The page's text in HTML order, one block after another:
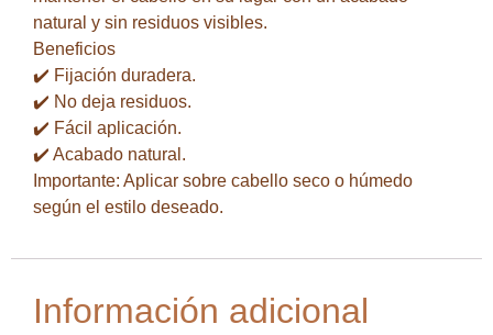
natural y sin residuos visibles.
Beneficios
✔️ Fijación duradera.
✔️ No deja residuos.
✔️ Fácil aplicación.
✔️ Acabado natural.
Importante: Aplicar sobre cabello seco o húmedo
según el estilo deseado.
Información adicional